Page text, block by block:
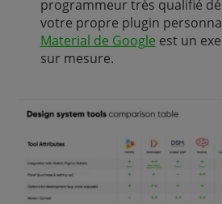
programmeur très qualifié
votre propre plugin
Material de Google est un
sur mesure.